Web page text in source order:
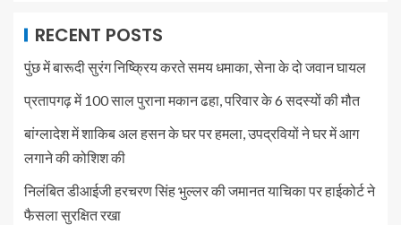
RECENT POSTS
पुंछ में बारूदी सुरंग निष्क्रिय करते समय धमाका, सेना के दो जवान घायल
प्रतापगढ़ में 100 साल पुराना मकान ढहा, परिवार के 6 सदस्यों की मौत
बांग्लादेश में शाकिब अल हसन के घर पर हमला, उपद्रवियों ने घर में आग
लगाने की कोशिश की
निलंबित डीआईजी हरचरण सिंह भुल्लर की जमानत याचिका पर हाईकोर्ट ने
फैसला सुरक्षित रखा